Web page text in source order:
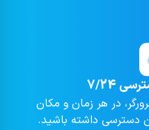
7/24
در هر زمان و مکان
دسترسی داشته باشید.